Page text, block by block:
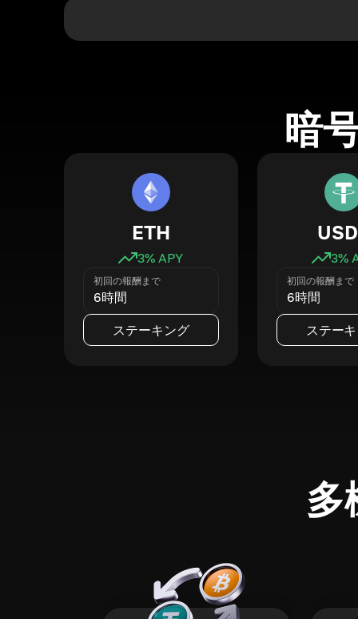
暗
ETH
3% APY
初回の報酬まで
6時間
ステーキング
3%
初回の報酬まで
6時間
ステー
多